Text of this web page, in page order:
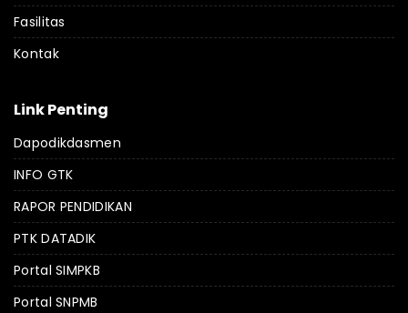
Fasilitas
Kontak
Link Penting
Dapodikdasmen
INFO GTK
RAPOR PENDIDIKAN
PTK DATADIK
Portal SIMPKB
Portal SNPMB